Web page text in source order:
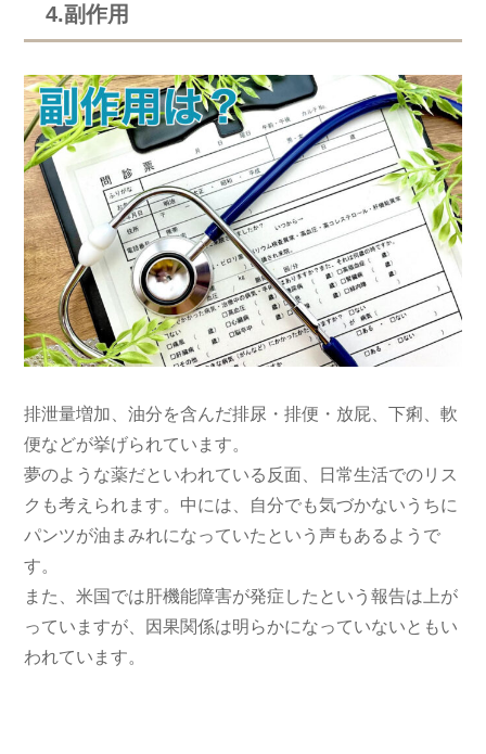
4.副作用
排泄量増加、油分を含んだ排尿・排便・放屁、下痢、軟
便などが挙げられています。
夢のような薬だといわれている反面、日常生活でのリス
クも考えられます。中には、自分でも気づかないうちに
パンツが油まみれになっていたという声もあるようで
す。
また、米国では肝機能障害が発症したという報告は上が
っていますが、因果関係は明らかになっていないともい
われています。